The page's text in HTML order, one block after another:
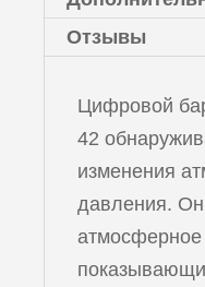
Отзывы
Цифровой
42
изменения
давления. Он